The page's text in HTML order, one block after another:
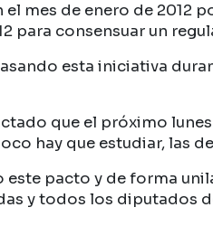
el mes de enero de
para consensuar un
esta iniciativa
que el próximo
hay que estudiar, las
este pacto y de forma
y todos los